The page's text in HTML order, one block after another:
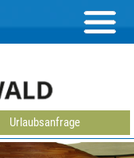
Urlaubsanfrage